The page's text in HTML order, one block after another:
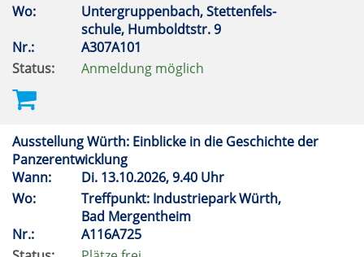
Wo:
Untergruppenbach, Stettenfels-
schule, Humboldtstr. 9
Nr.:
A307A101
Status:
Anmeldung möglich
Ausstellung Würth: Einblicke in die Geschichte der
Panzerentwicklung
Wann:
Di. 13.10.2026, 9.40 Uhr
Wo:
Treffpunkt: Industriepark Würth,
Bad Mergentheim
Nr.:
A116A725